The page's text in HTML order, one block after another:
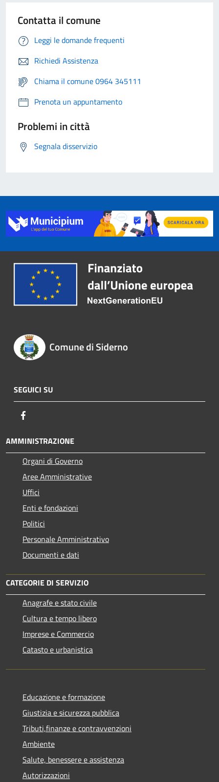
Contatta il comune
Leggi le domande frequenti
Richiedi Assistenza
Chiama il comune 0964 345111
Prenota un appuntamento
Problemi in città
Segnala disservizio
Comune di Siderno
SEGUICI SU
AMMINISTRAZIONE
Organi di Governo
Aree Amministrative
Uffici
Enti e fondazioni
Politici
Personale Amministrativo
Documenti e dati
CATEGORIE DI SERVIZIO
Anagrafe e stato civile
Cultura e tempo libero
Imprese e Commercio
Catasto e urbanistica
Educazione e formazione
Giustizia e sicurezza pubblica
Tributi,finanze e contravvenzioni
Ambiente
Salute, benessere e assistenza
Autorizzazioni